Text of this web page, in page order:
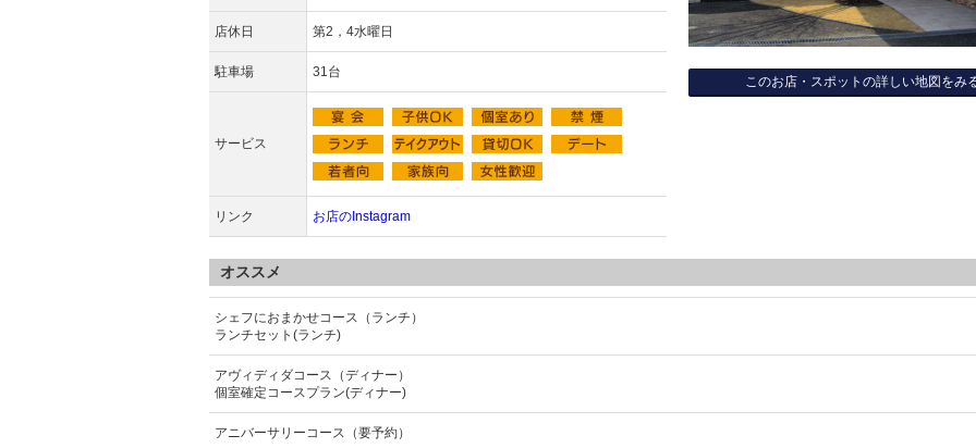
店休日 第2，4水曜日
駐車場 31台
サービス
リンク お店のInstagram
このお店・スポットの詳しい地図をみ
オススメ
シェフにおまかせコース（ランチ）
ランチセット(ランチ)
アヴィディダコース（ディナー）
個室確定コースプラン(ディナー)
アニバーサリーコース（要予約）